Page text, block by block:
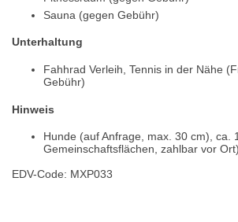
Sauna (gegen Gebühr)
Unterhaltung
Fahhrad Verleih, Tennis in der Nähe
Gebühr)
Hinweis
Hunde (auf Anfrage, max. 30 cm), ca.
Gemeinschaftsflächen, zahlbar vor Ort)
EDV-Code: MXP033